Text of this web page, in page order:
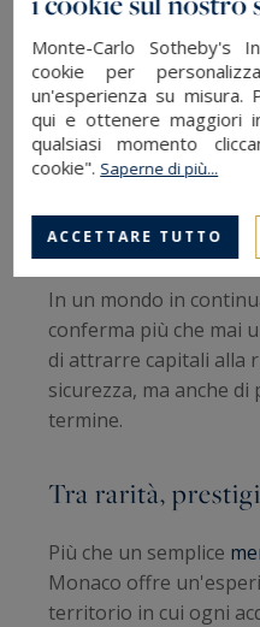
Regno Unito,Svizzera
Bassi e
Italia
Anche i recenti
rafforzato l'attrattiva
investitori, in
scelto il Principato
attratti dalla sua
integrazione nello
In un mondo in
conferma più che mai
di attrarre capitali alla
sicurezza, ma anche
termine.
Tra rarità,
Più che un semplice
Monaco offre
territorio in cui ogni
Monte-Carlo Sotheby's
cookie per
un'esperienza su misura.
qui e ottenere maggiori
qualsiasi momento
cookie". Saperne di più...
ACCETTARE TUTTO